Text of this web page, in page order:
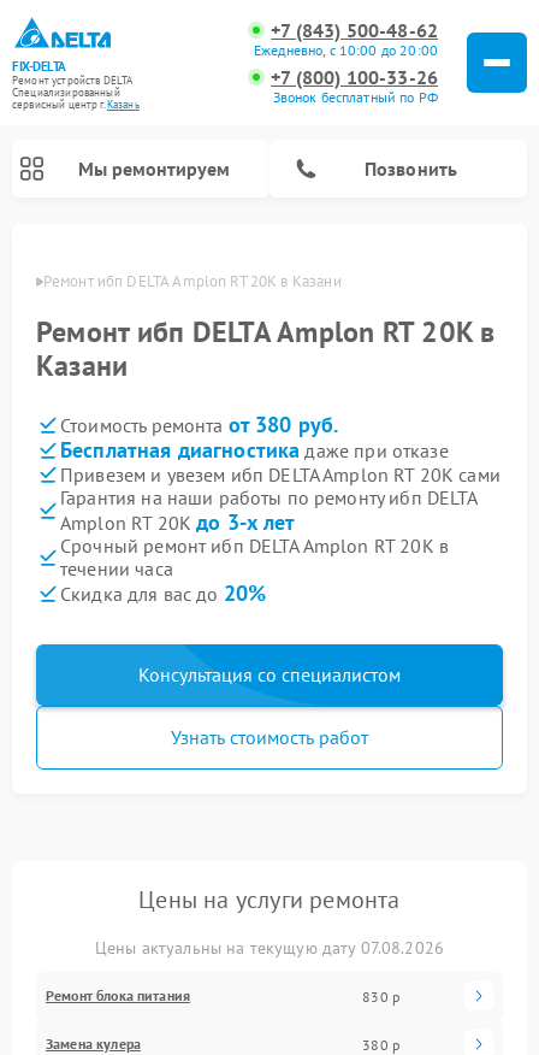
FIX-DELTA
Ремонт устройств DELTA
Специализированный
cервисный центр г.Казань
+7 (843) 500-48-62
Ежедневно, с 10:00 до 20:00
+7 (800) 100-33-26
Звонок бесплатный по РФ
Мы ремонтируем Позвонить
Ремонт ибп DELTA Amplon RT 20K в Казани
Ремонт ибп DELTA Amplon RT 20K в
Казани
Стоимость ремонта от 380 руб.
Бесплатная диагностика даже при отказе
Привезем и увезем ибп DELTA Amplon RT 20K сами
Гарантия на наши работы по ремонту ибп DELTA
Amplon RT 20Kдо 3-х лет
Срочный ремонт ибп DELTA Amplon RT 20K в
течении часа
Скидка для вас до 20%
Консультация со специалистом
Узнать стоимость работ
Цены на услуги ремонта
Цены актуальны на текущую дату 07.08.2026
Ремонт блока питания 830 р
Замена кулера 380 р